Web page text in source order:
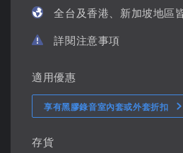
全台及香港、新加坡地區
詳閱注意事項
適用優惠
享有黑膠錄音室內套或外套折扣
存貨